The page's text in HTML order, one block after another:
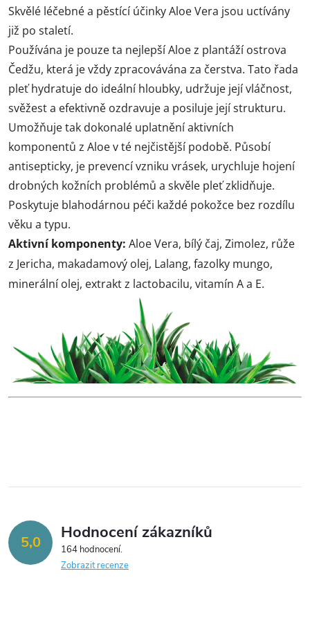
v
l
á
d
a
c
í
p
r
v
k
v
ý
p
u
Skvělé léčebné a pěstící účinky Aloe Vera jsou uctívány
již po staletí.
Používána je pouze ta nejlepší Aloe z plantáží ostrova
Čedžu, která je vždy zpracovávána za čerstva. Tato řada
pleť hydratuje do ideální hloubky, udržuje její vláčnost,
svěžest a efektivně ozdravuje a posiluje její strukturu.
Umožňuje tak dokonalé uplatnění aktivních
komponentů z Aloe v té nejčistější podobě. Působí
antisepticky, je prevencí vzniku vrásek, urychluje hojení
drobných kožních problémů a skvěle pleť zklidňuje.
Poskytuje blahodárnou péči každé pokožce bez rozdílu
věku a typu.
Aktivní komponenty: Aloe Vera, bílý čaj, Zimolez, růže
z Jericha, makadamový olej, Lalang, fazolky mungo,
minerální olej, extrakt z lactobacilu, vitamín A a E.
5,0 Hodnocení zákazníků
164 hodnocení
Zobrazit recenze